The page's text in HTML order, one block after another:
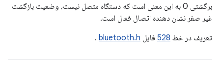
برگشتی 0 به این معنی است که دستگاه متصل نیست، وضعیت بازگشت
غیر صفر نشان دهنده اتصال فعال است.
تعریف در خط 528 فایل bluetooth.h
.